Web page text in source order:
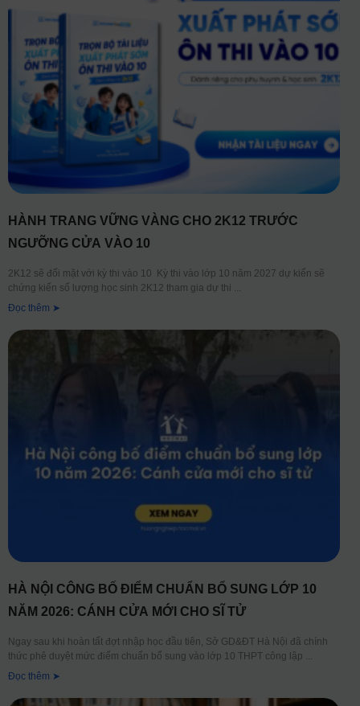
HÀNH TRANG VỮNG VÀNG CHO 2K12 TRƯỚC
NGƯỠNG CỬA VÀO 10
2K12 sẽ đối mặt với kỳ thi vào 10 Kỳ thi vào lớp 10 năm 2027 dự kiến sẽ
chứng kiến số lượng học sinh 2K12 tham gia dự thi
Đọc thêm ➤
HÀ NỘI CÔNG BỐ ĐIỂM CHUẨN BỔ SUNG LỚP 10
NĂM 2026: CÁNH CỬA MỚI CHO SĨ TỬ
Ngay sau khi hoàn tất đợt nhập học đầu tiên, Sở GD&ĐT Hà Nội đã chính
thức phê duyệt mức điểm chuẩn bổ sung vào lớp 10 THPT công lập
Đọc thêm ➤